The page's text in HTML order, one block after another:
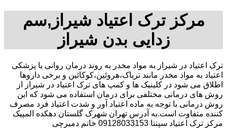
مرکز ترک اعتیاد شیراز,سم
زدایی بدن شیراز
ترک اعتیاد در شیراز به مواد مخدر به روند درمان روانی یا پزشکی
اعتیاد به مواد مخدر مانند تریاک،هروئین،کوکائین و برخی داروها
اطلاق می شود در کلینیک ها و کمپ های ترک اعتیاد در شیراز از
روش های درمانی مختلفی برای درمان استفاده می شود که این
روش درمانی با توجه به ماده اعتیاد آور و شدت اعتیاد فرد مصرف
کننده متفاوت است.به آدرس تهران شهرک گلستان دهکده المپیک
مرکز ترک اعتیاد سپنتا 09128033153 خانم دمیرچی